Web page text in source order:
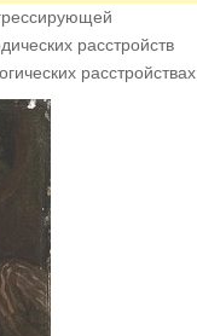
расстройств
расстройствах.